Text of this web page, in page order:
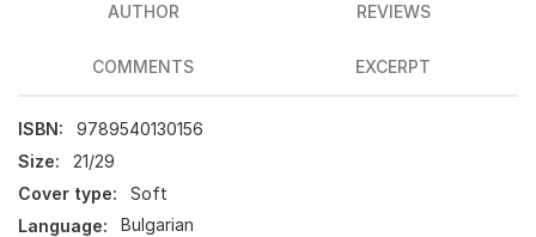
AUTHOR REVIEWS
COMMENTS EXCERPT
ISBN:
9789540130156
Size:
21/29
Cover type:
Soft
Language:
Bulgarian